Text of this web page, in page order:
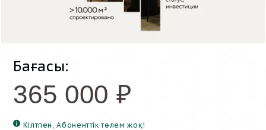
Бағасы:
365 000 ₽
Кілтпен, Абоненттік төлем жоқ!